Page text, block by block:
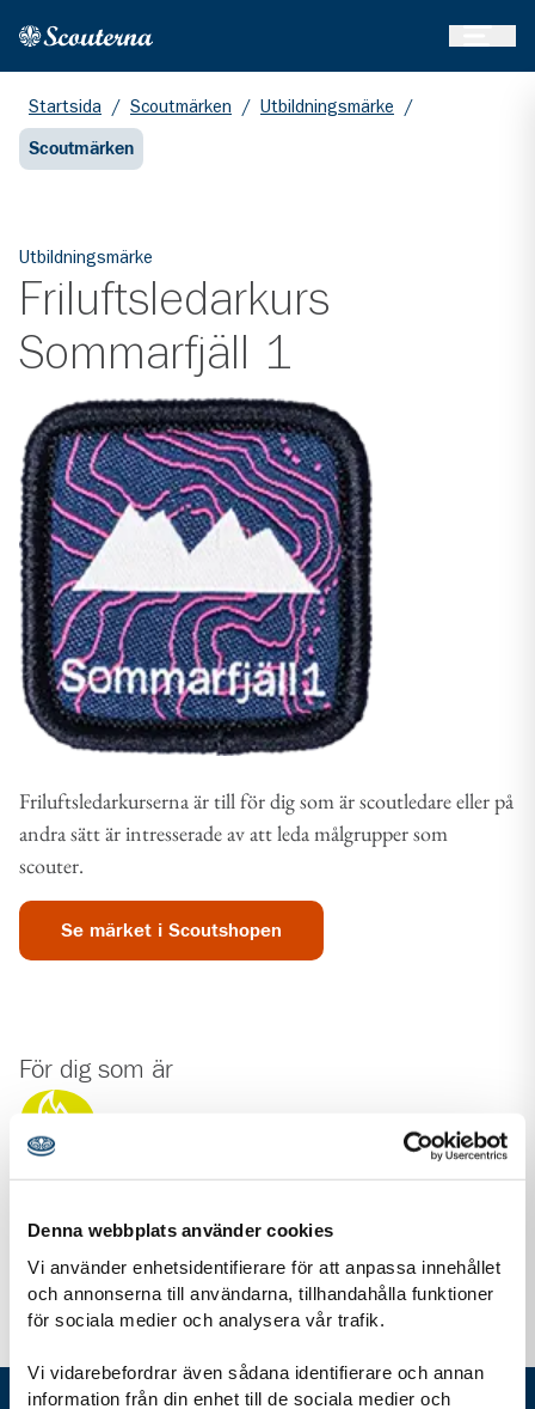
Denna webbplats använder cookies
Vi använder enhetsidentifierare för att anpassa innehållet
och annonserna till användarna, tillhandahålla funktioner
för sociala medier och analysera vår trafik.
Vi vidarebefordrar även sådana identifierare och annan
information från din enhet till de sociala medier och
Hem
Startsida / Scoutmärken / Utbildningsmärke /
Scoutmärken
Utbildningsmärke
Friluftsledarkurs
Sommarfjäll 1
Friluftsledarkurserna är till för dig som är scoutledare eller på
andra sätt är intresserade av att leda målgrupper som
scouter.
Se märket i Scoutshopen
För dig som är
Ledare och kår